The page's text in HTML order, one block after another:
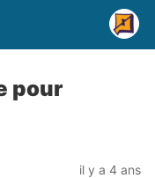
pour
il y a 4 ans